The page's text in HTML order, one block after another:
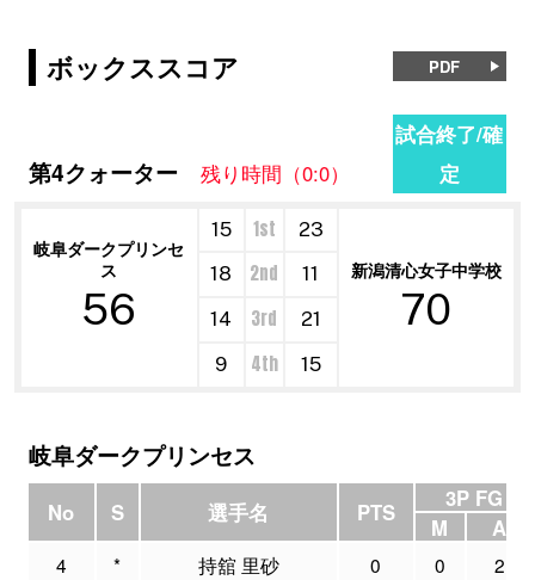
ボックススコア PDF
第4クォーター 残り時間（0:0）
試合終了/確
定
岐阜ダークプリンセ
ス
56
15 1st
23
新潟清心女子中学校
70
18 2nd
11
14
3rd
21
9
4th 15
岐阜ダークプリンセス
No S 選手名 PTS
3P FG
M
A
4 * 持舘 里砂 0 0
2